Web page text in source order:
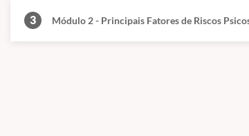
3 Módulo 2 - Principais Fatores de Riscos